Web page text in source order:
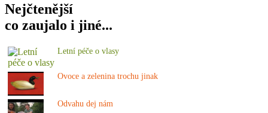
Nejčtenější
co zaujalo i jiné...
Letní péče o vlasy
Ovoce a zelenina trochu jinak
Odvahu dej nám